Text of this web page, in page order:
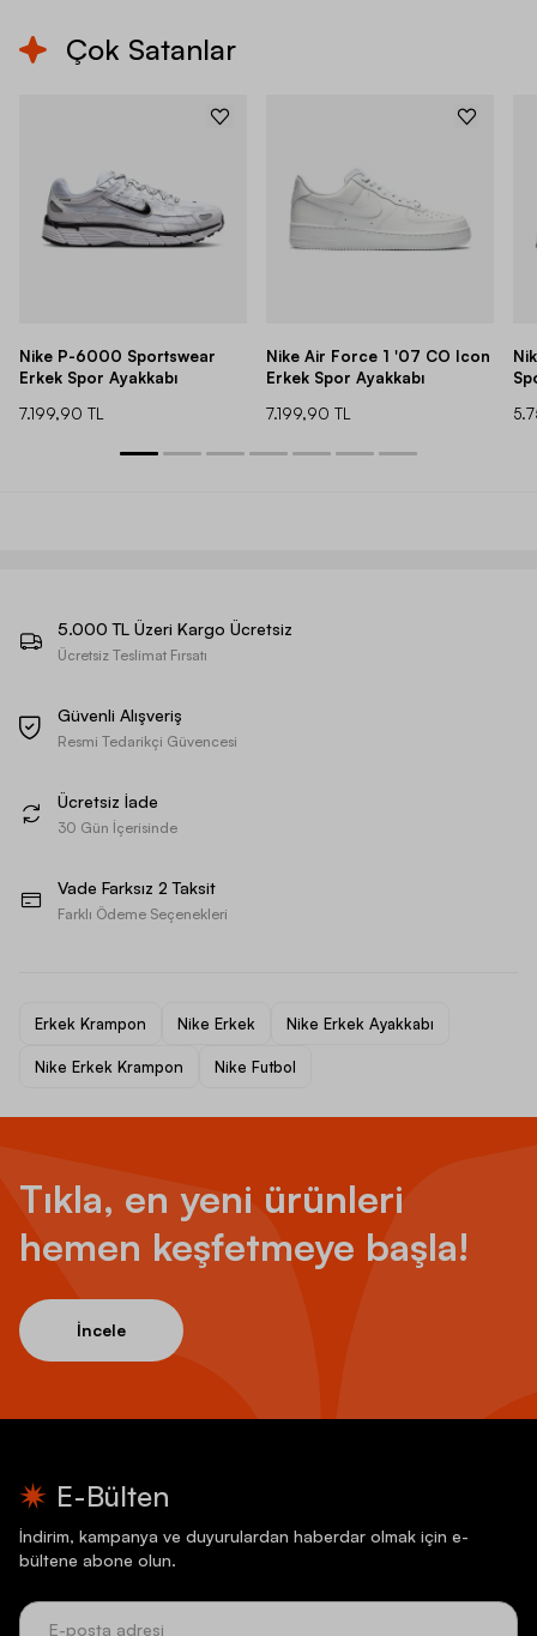
Çok Satanlar
Nike P-6000 Sportswear
Erkek Spor Ayakkabı
7.199,90 TL
Nike Air Force 1 '07 CO Icon
Erkek Spor Ayakkabı
7.199,90 TL
5.000 TL Üzeri Kargo Ücretsiz
Ücretsiz Teslimat Fırsatı
Güvenli Alışveriş
Resmi Tedarikçi Güvencesi
Ücretsiz İade
30 Gün İçerisinde
Vade Farksız 2 Taksit
Farklı Ödeme Seçenekleri
Erkek Krampon Nike Erkek Nike Erkek Ayakkabı
Nike Erkek Krampon Nike Futbol
Tıkla, en yeni ürünleri
hemen keşfetmeye başla!
İncele
E-Bülten
İndirim, kampanya ve duyurulardan haberdar olmak için e-
bültene abone olun.